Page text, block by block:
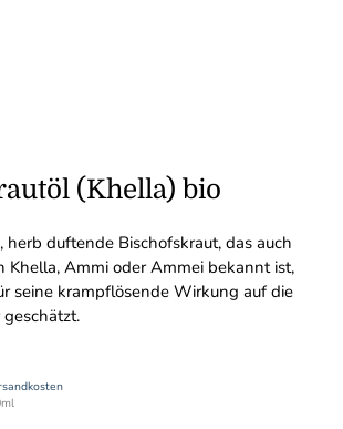
(Khella) bio
herb duftende Bischofskraut, das auch
Khella, Ammi oder Ammei bekannt ist,
seine krampflösende Wirkung auf die